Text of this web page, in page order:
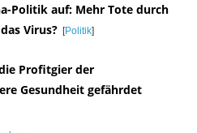
Politik auf: Mehr Tote durch
Virus? [Politik]
Profitgier der
Gesundheit gefährdet